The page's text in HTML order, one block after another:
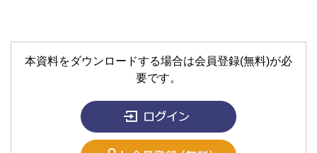
本資料をダウンロードする場合は会員登録(無料)が必
要です。